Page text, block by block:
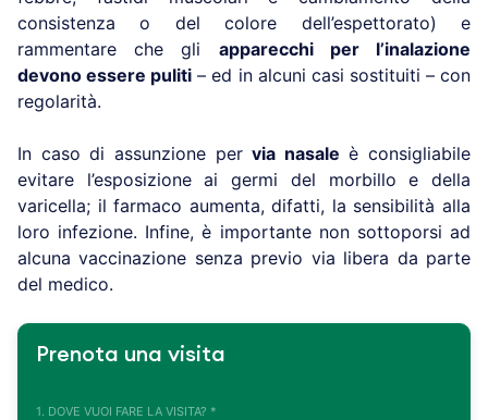
consistenza o del colore dell’espettorato) e
rammentare che gli apparecchi per l’inalazione
devono essere puliti – ed in alcuni casi sostituiti – con
regolarità.
In caso di assunzione pervia nasale è consigliabile
evitare l’esposizione ai germi del morbillo e della
varicella; il farmaco aumenta, difatti, la sensibilità alla
loro infezione. Infine, è importante non sottoporsi ad
alcuna vaccinazione senza previo via libera da parte
del medico.
Prenota una visita
1. DOVE VUOI FARE LA VISITA? *